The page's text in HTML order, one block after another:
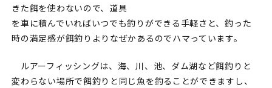
きた餌を使わないので、道具
を車に積んでいればいつでも釣りができる手軽さと、釣った
時の満足感が餌釣りよりなぜかあるのでハマっています。
ルアーフィッシングは、海、川、池、ダム湖など餌釣りと
変わらない場所で餌釣りと同じ魚を釣ることができますし、